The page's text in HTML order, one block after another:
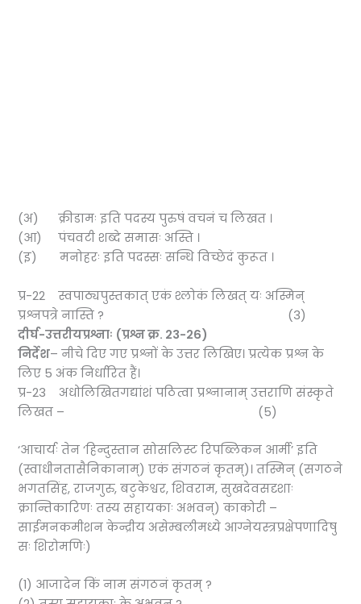
(अ) क्रीडामः इति पदस्य पुरुषं वचनं च लिखत ।
(आ) पंचवटी शब्दे समासः अस्ति ।
(इ) मनोहरः इति पदस्सः सन्धि विच्छेदं कुरूत ।
प्र-22 स्वपाठ्यपुस्तकात् एकं श्लोकं लिखत् यः अस्मिन्
प्रश्नपत्रे नास्ति ? (3)
दीर्घ-उत्तरीयप्रश्नाः (प्रश्न क्र. 23-26)
निर्देश– नीचे दिए गए प्रश्नों के उत्तर लिखिए। प्रत्येक प्रश्न के
लिए 5 अंक निर्धारित हैं।
प्र-23 अधोलिखितगद्यांशं पठित्वा प्रश्नानाम् उत्तराणि संस्कृते
लिखत – (5)
‘आचार्यः तेन ‘हिन्दुस्तान सोसलिस्ट रिपब्लिकन आर्मी’ इति
(स्वाधीनतासैनिकानाम्) एकं संगठनं कृतम्)। तस्मिन् (सगठने
भगतसिंह, राजगुरु, बटुकेश्वर, शिवराम, सुखदेवसदृशाः
क्रान्तिकारिणः तस्य सहायकाः अभवन्) काकोरी –
साईमनकमीशन केन्द्रीय असेम्बलीमध्ये आग्नेयस्त्रप्रक्षेपणादिषु
सः शिरोमणिः)
(1) आजादेन किं नाम संगठनं कृतम् ?